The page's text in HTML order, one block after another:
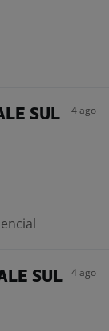
SUL
4 ago
SUL
4 ago